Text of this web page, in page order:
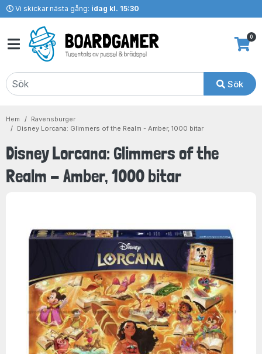
Vi skickar nästa gång: idag kl. 15:30
Sök
0
Hem
Ravensburger
Disney Lorcana: Glimmers of the Realm - Amber, 1000 bitar
Disney Lorcana: Glimmers of the
Realm - Amber, 1000 bitar